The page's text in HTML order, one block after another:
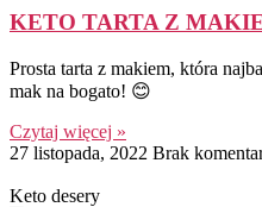
KETO TARTA Z
Prosta tarta z makiem, która
mak na bogato! 😊
Czytaj więcej »
27 listopada, 2022 Brak
Keto desery